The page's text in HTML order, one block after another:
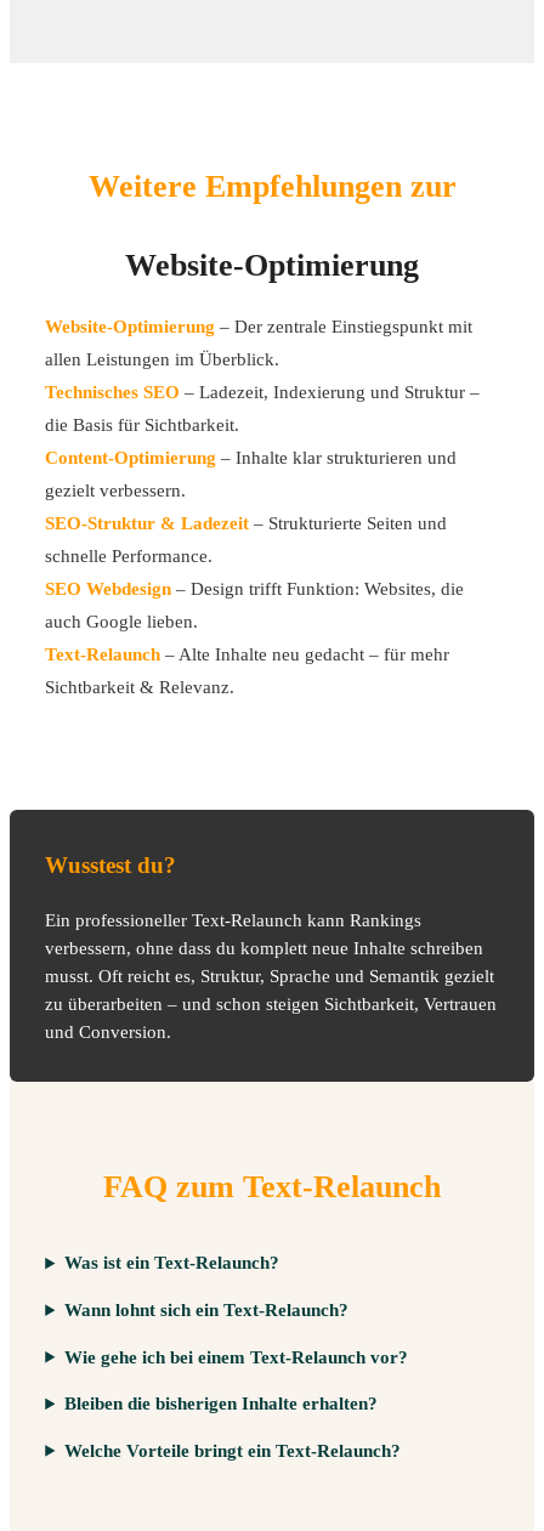
Weitere Empfehlungen zur
Website-Optimierung
Website-Optimierung – Der zentrale Einstiegspunkt mit
allen Leistungen im Überblick.
Technisches SEO – Ladezeit, Indexierung und Struktur –
die Basis für Sichtbarkeit.
Content-Optimierung – Inhalte klar strukturieren und
gezielt verbessern.
SEO-Struktur & Ladezeit – Strukturierte Seiten und
schnelle Performance.
SEO Webdesign – Design trifft Funktion: Websites, die
auch Google lieben.
Text-Relaunch – Alte Inhalte neu gedacht – für mehr
Sichtbarkeit & Relevanz.
Wusstest du?
Ein professioneller Text-Relaunch kann Rankings
verbessern, ohne dass du komplett neue Inhalte schreiben
musst. Oft reicht es, Struktur, Sprache und Semantik gezielt
zu überarbeiten – und schon steigen Sichtbarkeit, Vertrauen
und Conversion.
FAQ zum Text-Relaunch
Was ist ein Text-Relaunch?
Wann lohnt sich ein Text-Relaunch?
Wie gehe ich bei einem Text-Relaunch vor?
Bleiben die bisherigen Inhalte erhalten?
Welche Vorteile bringt ein Text-Relaunch?